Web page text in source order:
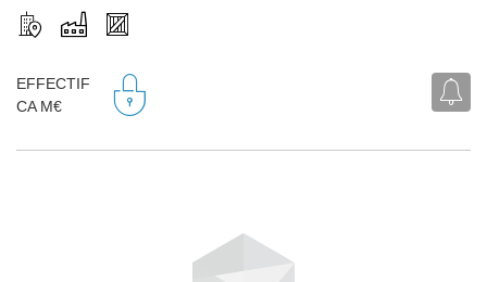
EFFECTIF
CA M€